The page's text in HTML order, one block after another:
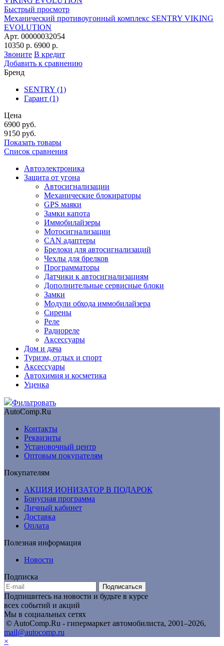
Быстрый просмотр
Механический противоугонный комплекс SENTRY VIKING
EVOLUTION
Арт. 00000032054
10350 р. 6900 р.
Звоните В кредит
Добавить к сравнению
Бренд
SENTRY (1)
Гарант (1)
Цена
6900 руб.
9150 руб.
Показать товары
Список сравнения
Автоэлектроника
Защита от угона
Автосигнализации
Механические блoкираторы
GPS маяки
Замки капота
Иммобилайзеры
Мотосигнализации
CAN адаптеры
Брелоки для автосигнализаций
Чехлы для брелков
Программаторы
Датчики к автосигнализациям
Дополнительные сервисные блоки
Замки
Модули обхода иммобилайзера
Сирены
Реле
Радиореле
Аксессуары
Дом и дача
Туризм, отдых и спорт
Аксессуары
Автохимия и косметика
Уценка
Фильтровать
AutoComp.Ru
Контакты
Реквизиты
Установочный центр
Оптовым покупателям
Покупателям
АКЦИЯ ИОНИЗАТОР В ПОДАРОК
Бонусная программа
Личный кабинет
Доставка
Оплата
Полезная информация
Новости
Подписка
Подписаться
Подпишитесь на новости и будьте в курсе
всех событий и акций
Мы в социальных сетях
© AutoComp.Ru - гипермаркет автомобилиста, 2001–2026,
mail@autocomp.ru
×